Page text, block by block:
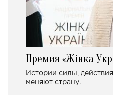
Премия «Жінка
Истории силы,
меняют страну.